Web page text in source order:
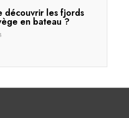
découvrir les fjords
en bateau ?